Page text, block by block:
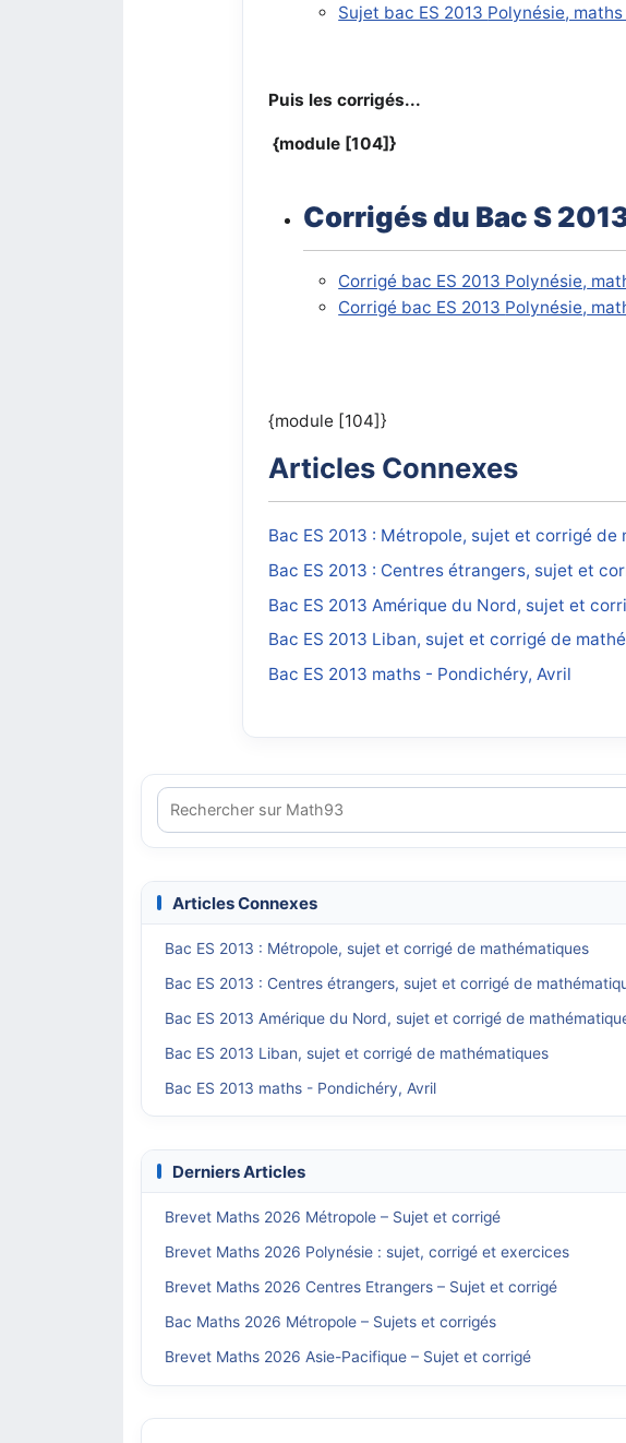
Sujet bac ES 2013 Polynésie,
Puis les corrigés...
{module [104]}
Corrigés du Bac S
Corrigé bac ES 2013 Polynésie,
Corrigé bac ES 2013 Polynésie,
{module [104]}
Articles Connexes
Bac ES 2013 : Métropole, sujet et corrigé de
Bac ES 2013 : Centres étrangers, sujet et
Bac ES 2013 Amérique du Nord, sujet et
Bac ES 2013 Liban, sujet et corrigé de
Bac ES 2013 maths - Pondichéry, Avril
Articles Connexes
Bac ES 2013 : Métropole, sujet et corrigé de mathématiques
Bac ES 2013 : Centres étrangers, sujet et corrigé de
Bac ES 2013 Amérique du Nord, sujet et corrigé de
Bac ES 2013 Liban, sujet et corrigé de mathématiques
Bac ES 2013 maths - Pondichéry, Avril
Derniers Articles
Brevet Maths 2026 Métropole – Sujet et corrigé
Brevet Maths 2026 Polynésie : sujet, corrigé et exercices
Brevet Maths 2026 Centres Etrangers – Sujet et corrigé
Bac Maths 2026 Métropole – Sujets et corrigés
Brevet Maths 2026 Asie-Pacifique – Sujet et corrigé